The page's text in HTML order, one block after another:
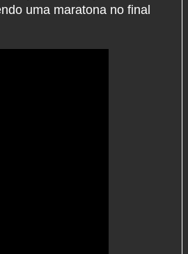
uma maratona no final